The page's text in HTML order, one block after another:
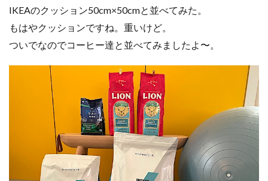
IKEAのクッション50cm×50cmと並べてみた。
もはやクッションですね。重いけど。
ついでなのでコーヒー達と並べてみましたよ〜。